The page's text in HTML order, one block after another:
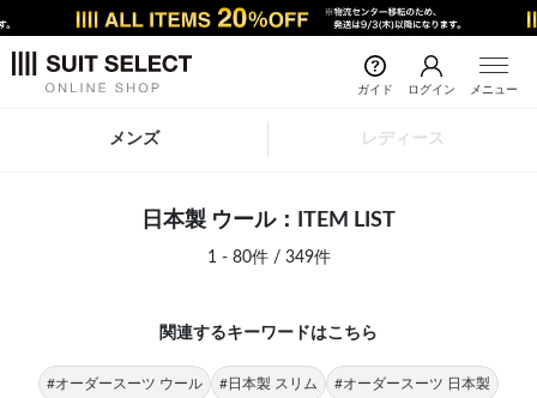
ガイド ログイン メニュー
メンズ レディース
日本製 ウール：ITEM LIST
1 - 80件 / 349件
関連するキーワードはこちら
#オーダースーツ ウール #日本製 スリム #オーダースーツ 日本製